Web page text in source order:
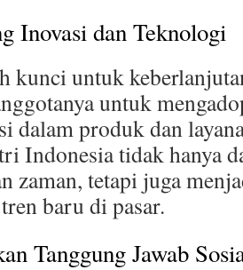
Inovasi dan Teknologi
kunci untuk
untuk
dalam produk dan
Indonesia tidak hanya
zaman, tetapi juga
baru di pasar.
Tanggung Jawab